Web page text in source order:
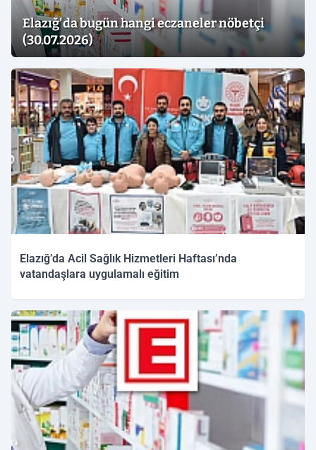
Elazığ'da bugün hangi eczaneler nöbetçi
(30.07.2026)
Elazığ’da Acil Sağlık Hizmetleri Haftası’nda
vatandaşlara uygulamalı eğitim